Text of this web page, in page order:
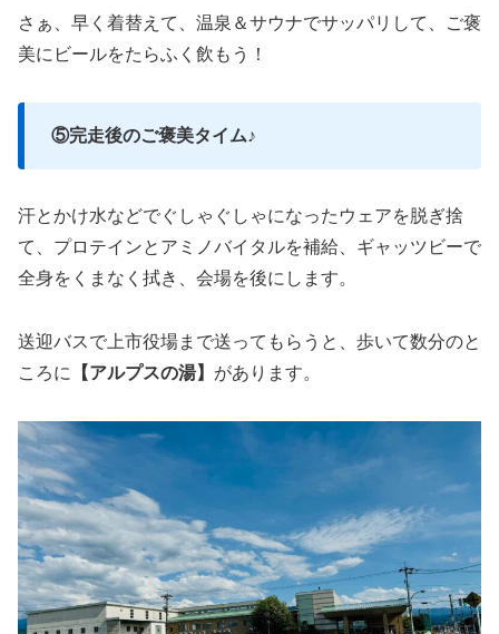
さぁ、早く着替えて、温泉＆サウナでサッパリして、ご褒
美にビールをたらふく飲もう！
⑤完走後のご褒美タイム♪
汗とかけ水などでぐしゃぐしゃになったウェアを脱ぎ捨
て、プロテインとアミノバイタルを補給、ギャッツビーで
全身をくまなく拭き、会場を後にします。
送迎バスで上市役場まで送ってもらうと、歩いて数分のと
ころに
【アルプスの湯】 があります。